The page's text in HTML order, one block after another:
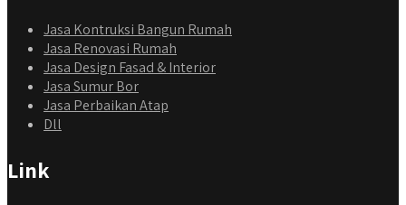
Jasa Kontruksi Bangun Rumah
Jasa Renovasi Rumah
Jasa Design Fasad & Interior
Jasa Sumur Bor
Jasa Perbaikan Atap
Dll
Link